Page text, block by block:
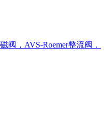
，AVS-Roemer整流阀，